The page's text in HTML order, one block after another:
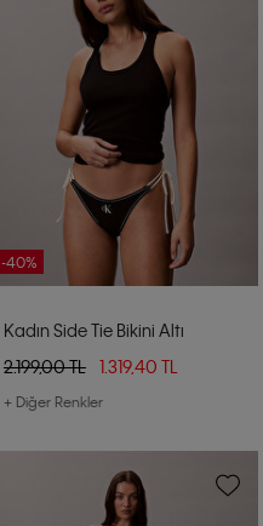
-40%
Kadın Side Tie Bikini Altı
2.199,00 TL
1.319,40 TL
+ Diğer Renkler